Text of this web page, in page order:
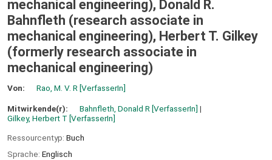
mechanical engineering), Donald R.
Bahnfleth (research associate in
mechanical engineering), Herbert T. Gilkey
(formerly research associate in
mechanical engineering)
Von: Rao, M. V. R [VerfasserIn]
Mitwirkende(r): Bahnfleth, Donald R [VerfasserIn]
Gilkey, Herbert T [VerfasserIn]
Ressourcentyp: Buch
Sprache: Englisch